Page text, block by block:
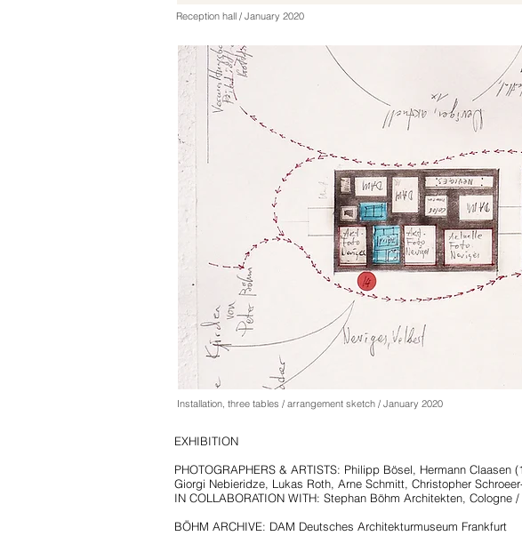
Reception hall / January 2020
Installation, three tables / arrangement sketch / January 2020
EXHIBITION
PHOTOGRAPHERS & ARTISTS: Philipp Bösel, Hermann
Giorgi Nebieridze, Lukas Roth, Arne Schmitt, Christopher
IN COLLABORATION WITH: Stephan Böhm Architekten,
BÖHM ARCHIVE: DAM Deutsches Architekturmuseum Frankfurt